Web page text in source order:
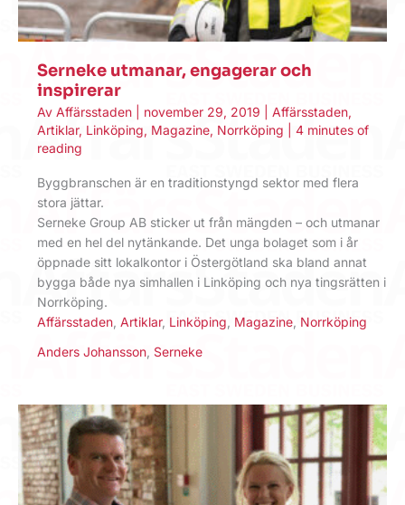
Serneke utmanar, engagerar och
inspirerar
Av Affärsstaden november 29, 2019 Affärsstaden,
Artiklar, Linköping, Magazine, Norrköping
4 minutes of
reading
Byggbranschen är en traditionstyngd sektor med flera
stora jättar.
Serneke Group AB sticker ut från mängden – och utmanar
med en hel del nytänkande. Det unga bolaget som i år
öppnade sitt lokalkontor i Östergötland ska bland annat
bygga både nya simhallen i Linköping och nya tingsrätten i
Norrköping.
Affärsstaden Artiklar, Linköping Magazine Norrköping
Anders Johansson Serneke